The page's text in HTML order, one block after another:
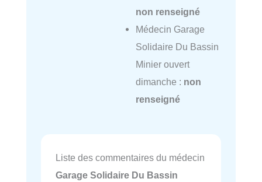
non renseigné
Médecin Garage
Solidaire Du Bassin
Minier ouvert
dimanche : non
renseigné
Liste des commentaires du médecin
Garage Solidaire Du Bassin